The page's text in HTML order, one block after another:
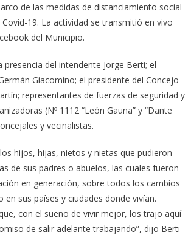
de las medidas de distanciamiento social
19. La actividad se transmitió en vivo
del Municipio.
del intendente Jorge Berti; el
Giacomino; el presidente del Concejo
representantes de fuerzas de seguridad y
(Nº 1112 “León Gauna” y “Dante
y vecinalistas.
hijos, hijas, nietos y nietas que pudieron
de sus padres o abuelos, las cuales fueron
en generación, sobre todos los cambios
en sus países y ciudades donde vivían.
con el sueño de vivir mejor, los trajo aquí
de salir adelante trabajando”, dijo Berti